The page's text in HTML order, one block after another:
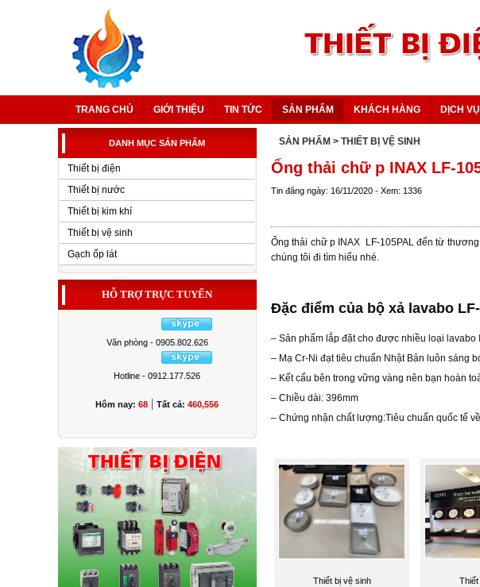
TRANG CHỦ GIỚI THIỆU TIN TỨC SẢN PHẨM KHÁCH HÀNG DỊCH VỤ
DANH MỤC SẢN PHẨM
Thiết bị điện
Thiết bị nước
Thiết bị kim khí
Thiết bị vệ sinh
Gạch ốp lát
HỖ TRỢ TRỰC TUYẾN
Văn phòng - 0905.802.626
Hotline - 0912.177.526
Hôm nay: 68 | Tất cả: 460,556
SẢN PHẨM > THIẾT BỊ VỆ SINH
Ống thải chữ p INAX LF-
Tin đăng ngày: 16/11/2020 - Xem: 1336
Ống thải chữ p INAX LF-105PAL đến từ
chúng tôi đi tìm hiểu nhé.
Đặc điểm của bộ xả lavabo
– Sản phẩm lắp đặt cho được nhiều loại lavabo
– Mạ Cr-Ni đạt tiêu chuẩn Nhật Bản luôn sáng
– Kết cấu bên trong vững vàng nên bạn hoàn
– Chiều dài: 396mm
– Chứng nhận chất lượng:Tiêu chuẩn quốc tế
Thiết bị vệ sinh Thiết